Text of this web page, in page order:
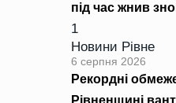
під час жнив
1
Новини Рівне
6 серпня 2026
Рекордні